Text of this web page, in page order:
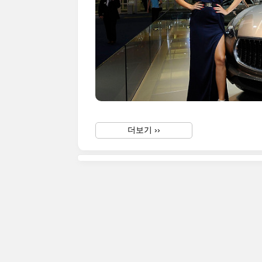
더보기 ››